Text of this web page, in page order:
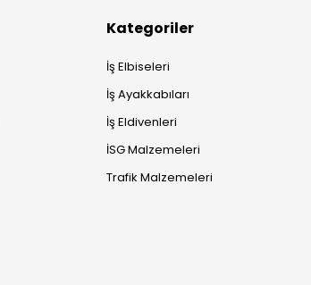
Kategoriler
İş Elbiseleri
İş Ayakkabıları
İş Eldivenleri
İSG Malzemeleri
Trafik Malzemeleri